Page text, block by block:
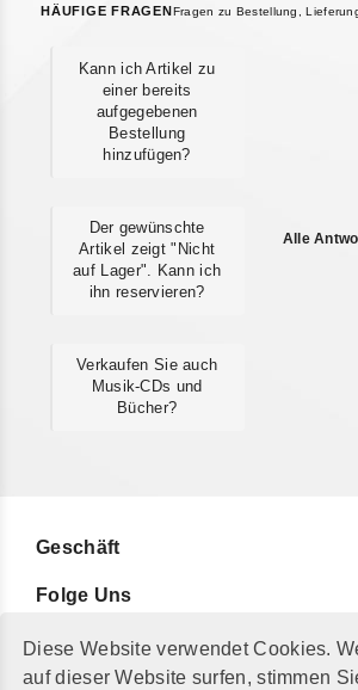
Diese Website verwendet Cookies.
auf dieser Website surfen, stimmen
HÄUFIGE FRAGEN Fragen zu Bestellung,
Kann ich Artikel zu
einer bereits
aufgegebenen
Bestellung
hinzufügen?
Der gewünschte
Artikel zeigt "Nicht
auf Lager". Kann ich
ihn reservieren?
Verkaufen Sie auch
Musik-CDs und
Bücher?
Alle
Geschäft
Folge Uns
Zu Ihrer Information
Zusätzlich